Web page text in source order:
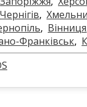
Чернігів,
, Вінниця
Франківськ,